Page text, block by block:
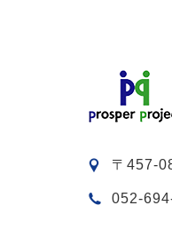
〒457-
052-